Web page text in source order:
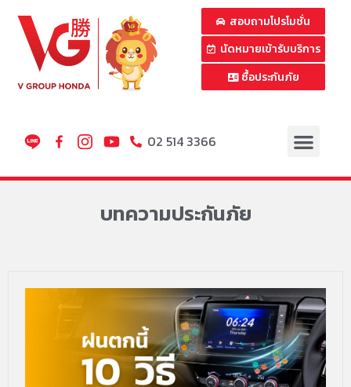
สอบถามโปรโมชั่น
นัดหมายเข้ารับบริการ
ซื้อประกันภัย
02 514 3366
บทความประกันภัย